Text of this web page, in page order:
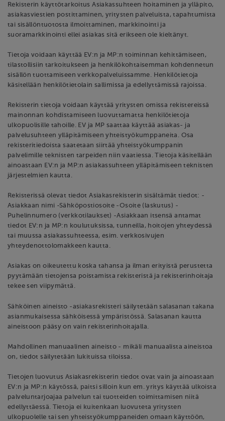
Rekisterin käyttötarkoitus Asiakassuhteen hoitaminen ja ylläpito,
asiakasviestien postittaminen, yritysten palveluista, tapahtumista
tai sisällöntuotosta ilmoittaminen, markkinointi ja
suoramarkkinointi ellei asiakas sitä erikseen ole kieltänyt.
Tietoja voidaan käyttää EV:n ja MP:n toiminnan kehittämiseen,
tilastollisiin tarkoitukseen ja henkilökohtaisemman kohdennetun
sisällön tuottamiseen verkkopalveluissamme. Henkilötietoja
käsitellään henkilötietolain sallimissa ja edellyttämissä rajoissa.
Rekisterin tietoja voidaan käyttää yritysten omissa rekistereissä
mainonnan kohdistamiseen luovuttamatta henkilötietoja
ulkopuolisille tahoille. EV ja MP saattaa käyttää asiakas- ja
palvelusuhteen ylläpitämiseen yhteistyökumppaneita. Osa
rekisteritiedoista saatetaan siirtää yhteistyökumppanin
palvelimille teknisten tarpeiden niin vaatiessa. Tietoja käsitellään
ainoastaan EV:n ja MP:n asiakassuhteen ylläpitämiseen teknisten
järjestelmien kautta.
Rekisterissä olevat tiedot Asiakasrekisterin sisältämät tiedot: -
Asiakkaan nimi -Sähköpostiosoite -Osoite (laskutus) -
Puhelinnumero (verkkotilaukset) -Asiakkaan itsensä antamat
tiedot EV:n ja MP:n koulutuksissa, tunneilla, hoitojen yhteydessä
tai muussa asiakassuhteessa, esim. verkkosivujen
yhteydenottolomakkeen kautta.
Asiakas on oikeutettu koska tahansa ja ilman erityistä perustetta
pyytämään tietojensa poistamista rekisteristä ja rekisterinhoitaja
tekee sen viipymättä.
Sähköinen aineisto -asiakasrekisteri säilytetään salasanan takana
asianmukaisessa sähköisessä ympäristössä. Salasanan kautta
aineistoon pääsy on vain rekisterinhoitajalla.
Mahdollinen manuaalinen aineisto - mikäli manuaalista aineistoa
on, tiedot säilytetään lukituissa tiloissa.
Tietojen luovutus Asiakasrekisterin tiedot ovat vain ja ainoastaan
EV:n ja MP:n käytössä, paitsi silloin kun em. yritys käyttää ulkoista
palveluntarjoajaa palvelun tai tuotteiden toimittamisen niitä
edellyttäessä. Tietoja ei kuitenkaan luovuteta yritysten
ulkopuolelle tai sen yhteistyökumppaneiden omaan käyttöön,